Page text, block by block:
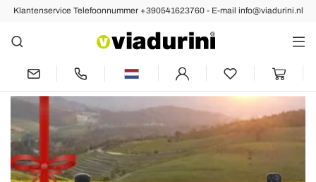
Klantenservice Telefoonnummer +390541623760 - E-mail info@viadurini.nl
Vorige
Exclusieve Giveaway: 6 flessen Prosecco
DOC cadeau